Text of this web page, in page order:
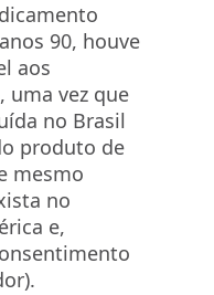
90, houve
aos
uma vez que
no Brasil
produto de
mesmo
no
e,